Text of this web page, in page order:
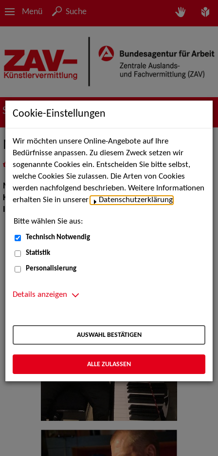
Menü Suche
Suche nach Künstler*innen
Martin Rubin
als PDF speichern
inMeine Merklistelegen
Musik:Instrumental Solisten, Pop, Rock & Tanzmusik
Klassische und Historische Musik:Klassik Pop
Instrument:
Cookie-Einstellungen
Wir möchten unsere Online-Angebote auf Ihre
Bedürfnisse anpassen. Zu diesem Zweck setzen wir
sogenannte Cookies ein. Entscheiden Sie bitte selbst,
welche Cookies Sie zulassen. Die Arten von Cookies
werden nachfolgend beschrieben. Weitere Informationen
erhalten Sie in unserer
Datenschutzerklärung
Bitte wählen Sie aus:
Technisch Notwendig
Statistik
Personalisierung
Details anzeigen
AUSWAHL BESTÄTIGEN
ALLE ZULASSEN